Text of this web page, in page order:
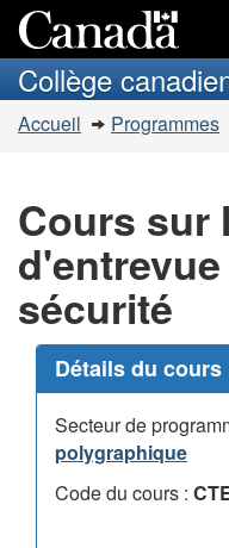
Search
and
menus
Collège
Vous
Accueil Programmes
Cours sur
sécurité
Détails du cours
Secteur de
polygraphique
Code du cours :